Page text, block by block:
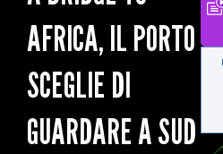
AFRICA, IL PORTO
SCEGLIE DI
GUARDARE A SUD